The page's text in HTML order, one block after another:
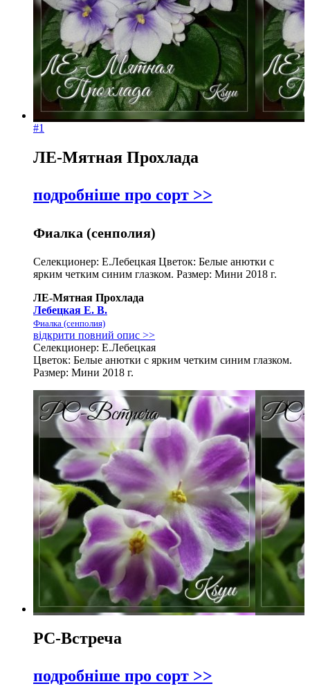
#1
ЛЕ-Мятная Прохлада
подробніше про сорт >>
Фиалка (сенполия)
Селекционер: Е.Лебецкая Цветок: Белые анютки с
ярким четким синим глазком. Размер: Мини 2018 г.
ЛЕ-Мятная Прохлада
Лебецкая Е. В.
Фиалка (сенполия)
відкрити повний опис >>
Селекционер: Е.Лебецкая
Цветок: Белые анютки с ярким четким синим глазком.
Размер: Мини 2018 г.
РС-Встреча
подробніше про сорт >>